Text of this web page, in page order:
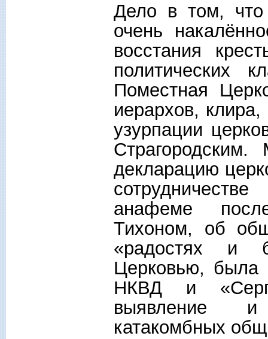
Дело в том,
очень
восстания
политических
Поместная
иерархов,
узурпации
Страгородским.
декларацию
анафеме
Тихоном, об
«радостях и
Церковью, была
НКВД и
выявление и
катакомбных